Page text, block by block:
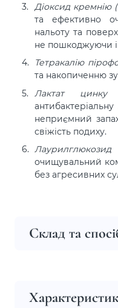
Діоксид кремнію
та ефективно
нальоту та
не пошкоджуючи
Тетракалію
та накопиченню
Лактат цинку
неприємний
свіжість подиху.
Лаурилглюкозид
очищувальний
без агресивних
Склад та